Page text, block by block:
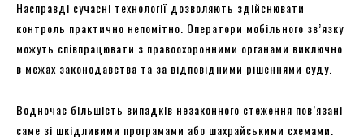
Насправді сучасні технології дозволяють здійснювати
контроль практично непомітно. Оператори мобільного зв’язку
можуть співпрацювати з правоохоронними органами виключно
в межах законодавства та за відповідними рішеннями суду.
Водночас більшість випадків незаконного стеження пов’язані
саме зі шкідливими програмами або шахрайськими схемами.